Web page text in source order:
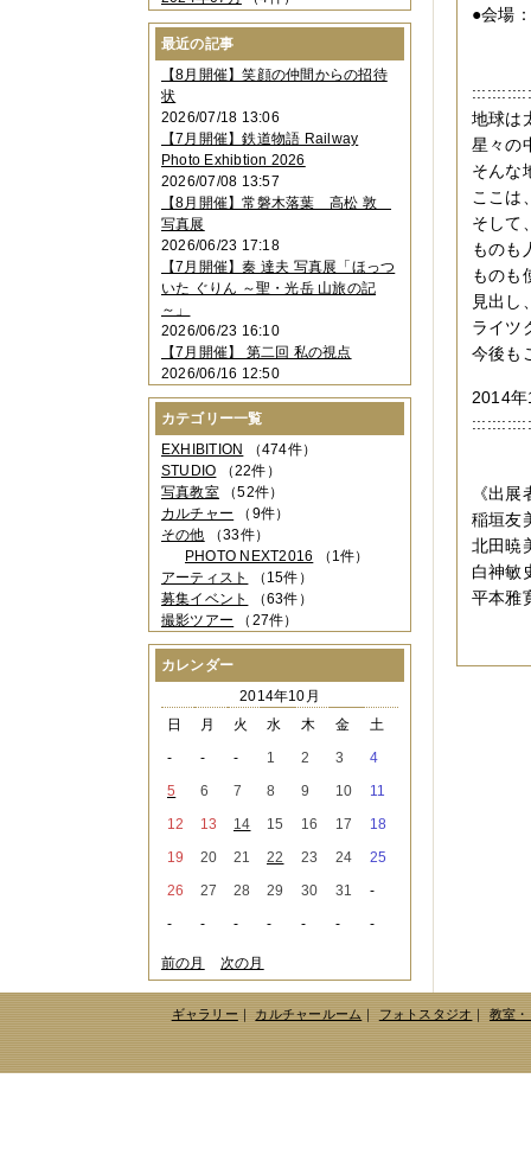
●会場
地球は
星々の
そんな
ここは
そして
ものも
ものも
見出し
ライツ
今後も
2014
《出展
稲垣友
北田暁
白神敏
平本雅
2024年06月（4件）
2024年04月
2024年03月（3件）
2024年02月（2件）
2023年12月
2023年11月 （4件）
2023年10月（3件）
2023年09月（4件）
2023年08月 （1件）
2023年06月（3件）
2023年05月
2023年04月 （2件）
2023年03月（5件）
2023年02月（3件）
2023年01月
2022年12月 （3件）
2022年11月（2件）
2022年10月（4件）
2022年09月（2件）
2022年08月
（3件）
2022年07月（3件）
2022年05月（4件）
2022年04月（2件）
2022年03月
（5件）
2022年02月（3件）
2022年01月（3件）
2021年12月（2件）
2021年11月（3件）
2021年10月
（1件）
2021年08月
2021年07月（1件）
2021年06月（3件）
2021年05月（2件）
（3件）
2021年02月 （1件）
2020年12月（3件）
2020年11月（6件）
2020年09月（5件）
2020年06月（2件）
2020年04月（4件）
2020年03月（9件）
2020年02月（3件）
2020年01月（5件）
2019年12月（3件）
最近の記事
【8月開催】笑顔の仲間からの招待
状
2026/07/18 13:06
【7月開催】鉄道物語 Railway
Photo Exhibtion 2026
2026/07/08 13:57
【8月開催】常磐木落葉 高松 敦
写真展
2026/06/23 17:18
【7月開催】秦 達夫 写真展「ほっつ
いた ぐりん ～聖・光岳 山旅の記
～」
2026/06/23 16:10
【7月開催】 第二回 私の視点
2026/06/16 12:50
カテゴリー一覧
EXHIBITION （474件）
STUDIO （22件）
写真教室（52件）
カルチャー （9件）
その他 （33件）
PHOTO NEXT2016 （1件）
アーティスト
（15件）
募集イベント
（63件）
撮影ツアー （27件）
カレンダー
2014年10月
日
月 火 水 木 金
土
-
- - 1 2 3
4
5
6 7 8 9 10
11
12
13 14 15 16 17
18
19
20 21 22 23 24
25
26
27 28 29 30 31
-
-
- - - - - -
前の月 次の月
ギャラリー｜ カルチャールーム｜ フォトスタジオ｜ 教室